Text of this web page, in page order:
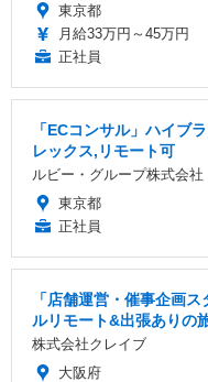
東京都
月給33万円～45万円
正社員
「ECコンサル」ハイブ
レックス,リモート可
ルビー・グループ株式会社
東京都
正社員
「店舗運営・催事企画
ルリモート&出張ありの
株式会社クレイブ
大阪府